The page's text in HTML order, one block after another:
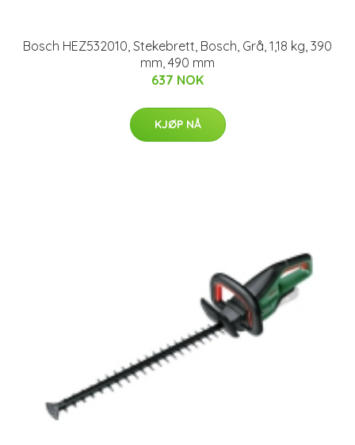
Bosch HEZ532010, Stekebrett, Bosch, Grå, 1,18 kg, 390
mm, 490 mm
637 NOK
KJØP NÅ